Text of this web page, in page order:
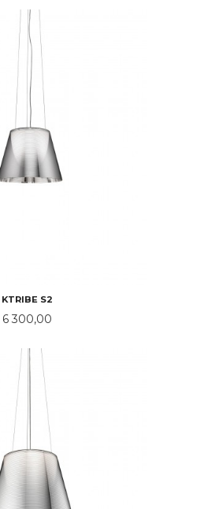
KTRIBE S2
Pris
6 300,00